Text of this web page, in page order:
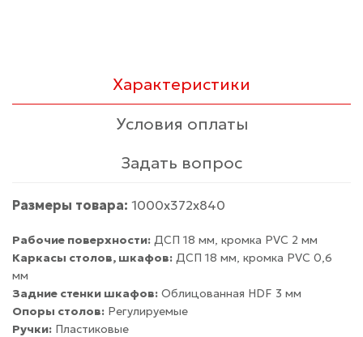
Характеристики
Условия оплаты
Задать вопрос
Размеры товара: 1000x372x840
Рабочие поверхности: ДСП 18 мм, кромка PVC 2 мм
Каркасы столов, шкафов: ДСП 18 мм, кромка PVC 0,6
мм
Задние стенки шкафов: Облицованная HDF 3 мм
Опоры столов: Регулируемые
Ручки: Пластиковые